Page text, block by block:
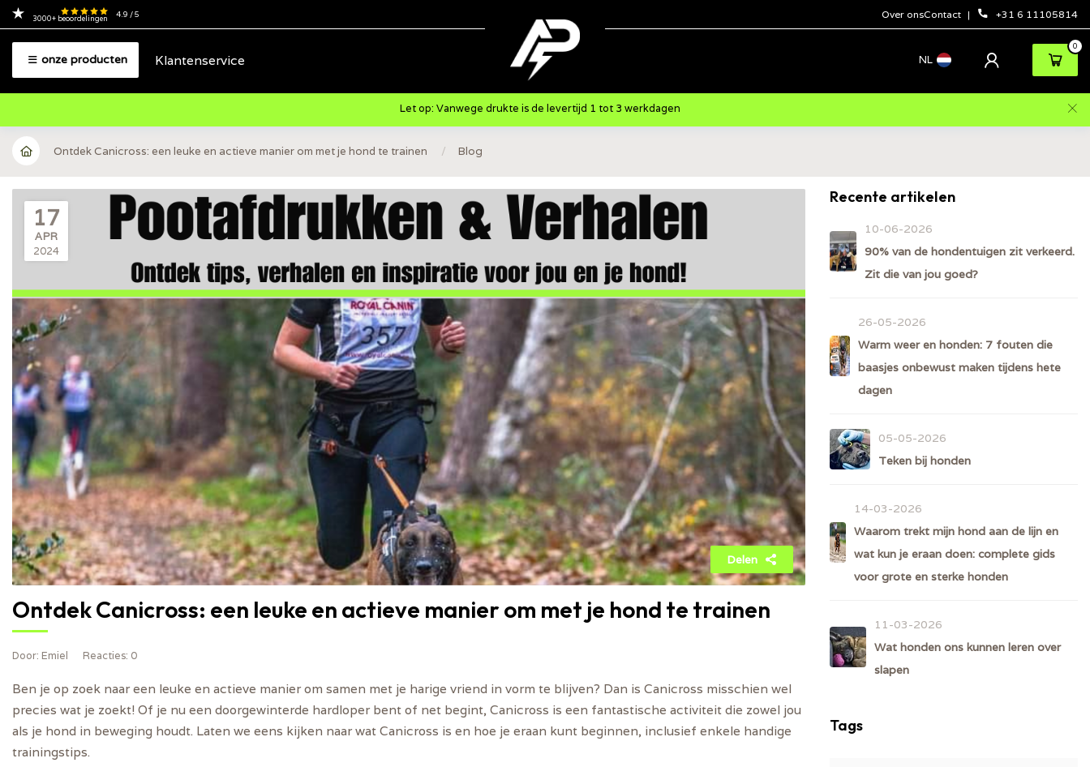
3000+ beoordelingen 4.9 / 5 Over onsContact +31 6 11105814
onze producten Klantenservice NL
0
Let op: Vanwege drukte is de levertijd 1 tot 3 werkdagen
Ontdek Canicross: een leuke en actieve manier om met je hond te trainen / Blog
17
APR
2024
Delen
Ontdek Canicross: een leuke en actieve manier om met je hond te trainen
Door: Emiel Reacties: 0
Ben je op zoek naar een leuke en actieve manier om samen met je harige vriend in vorm te blijven? Dan is Canicross misschien wel
precies wat je zoekt! Of je nu een doorgewinterde hardloper bent of net begint, Canicross is een fantastische activiteit die zowel jou
als je hond in beweging houdt. Laten we eens kijken naar wat Canicross is en hoe je eraan kunt beginnen, inclusief enkele handige
trainingstips.
Recente artikelen
10-06-2026
90% van de hondentuigen zit verkeerd.
Zit die van jou goed?
26-05-2026
Warm weer en honden: 7 fouten die
baasjes onbewust maken tijdens hete
dagen
05-05-2026
Teken bij honden
14-03-2026
Waarom trekt mijn hond aan de lijn en
wat kun je eraan doen: complete gids
voor grote en sterke honden
11-03-2026
Wat honden ons kunnen leren over
slapen
Tags